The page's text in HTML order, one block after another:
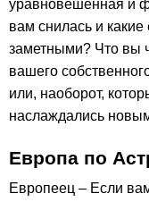
уравновешенная и
вам снилась и
заметными? Что вы
вашего
или, наоборот,
наслаждались
Европа по
Европеец – Если